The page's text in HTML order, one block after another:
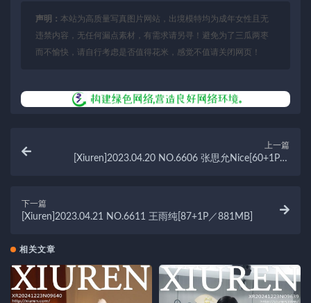
声明： 本站为高质量写真图片网站，出境模特均为成年女性且无
违禁内容，无任何漏点素材，有需求请另寻！避免为了三瓜两枣
而不愉快，请自行考虑是否值得花米，感觉不值请关闭网页！
上一篇
[Xiuren]2023.04.20 NO.6606 张思允Nice[60+1P／
下一篇
[Xiuren]2023.04.21 NO.6611 王雨纯[87+1P／881MB]
相关文章